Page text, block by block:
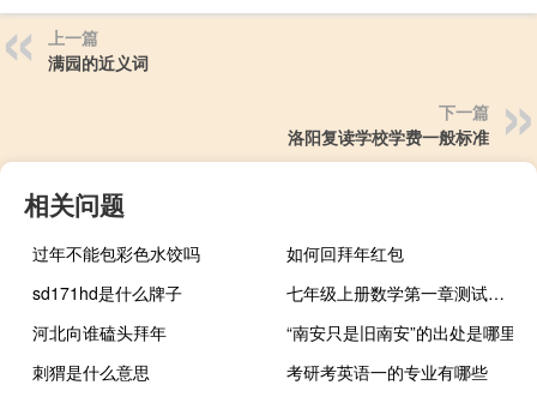
上一篇
满园的近义词
下一篇
洛阳复读学校学费一般标准
相关问题
过年不能包彩色水饺吗
如何回拜年红包
sd171hd是什么牌子
七年级上册数学第一章测试卷（七年级上册数学有理数试卷）
河北向谁磕头拜年
“南安只是旧南安”的出处是哪里
刺猬是什么意思
考研考英语一的专业有哪些